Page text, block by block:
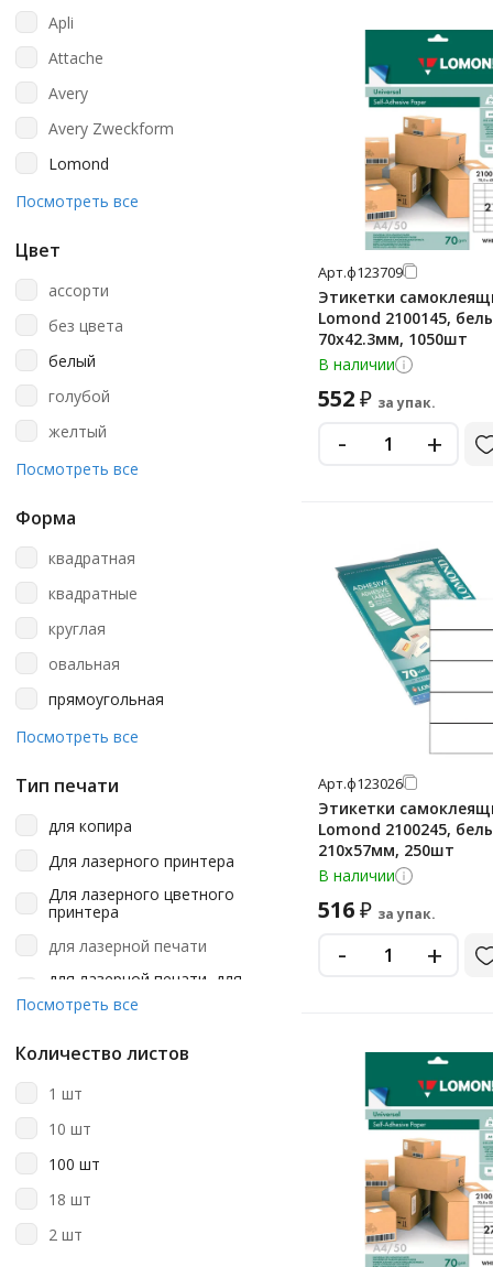
Apli
Attache
Avery
Avery Zweckform
Lomond
Officespace
Stickwell
Выбор Есть
Посмотреть все
Цвет
ассорти
без цвета
белый
голубой
желтый
зеленый
металлик
оранжевый
пурпурный
светло-розовый
серебристый
серый
синий
фиолетовый
черный
Посмотреть все
Форма
квадратная
квадратные
круглая
овальная
прямоугольная
прямоугольная с
закругленными краями
прямоугольник
фигурная
Посмотреть все
Тип печати
для копира
Для лазерного принтера
Для лазерного цветного
принтера
для лазерной печати
для лазерной печати, для
струйной печати
Для струйного принтера
для струйной печати
копир
монохромном лазерном
Посмотреть все
Количество листов
1 шт
10 шт
100 шт
18 шт
2 шт
Арт.ф123709
Этикетки
Lomond 2100145,
70х42.3мм, 1050шт
В наличии
552₽ за упак.
- +
Арт.ф123026
Этикетки
Lomond 2100245,
210х57мм, 250шт
В наличии
516₽ за упак.
- +